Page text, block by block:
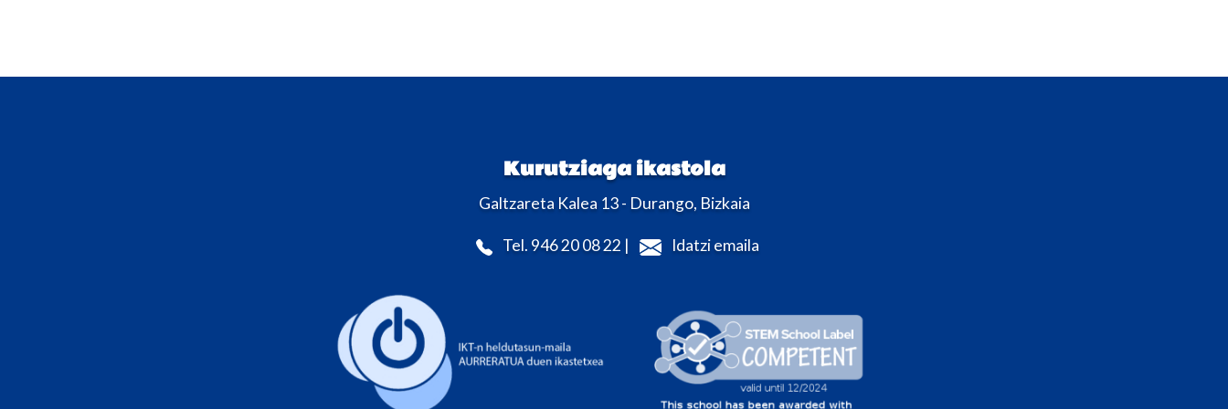
Kurutziaga ikastola
Galtzareta Kalea 13 - Durango, Bizkaia
Tel. 946 20 08 22 | Idatzi emaila